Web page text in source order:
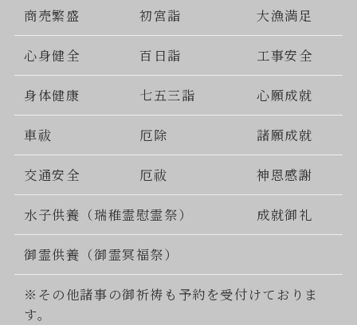
商売繁盛 初宮詣 大漁満足
心身健全 百日詣 工事安全
身体健康 七五三詣 心願成就
車祓 厄除 諸願成就
交通安全 厄祓 神恩感謝
水子供養（瑞稚霊慰霊祭） 成就御礼
御霊供養（御霊冥福祭）
※その他諸事の御祈祷も予約を受付けておりま
す。